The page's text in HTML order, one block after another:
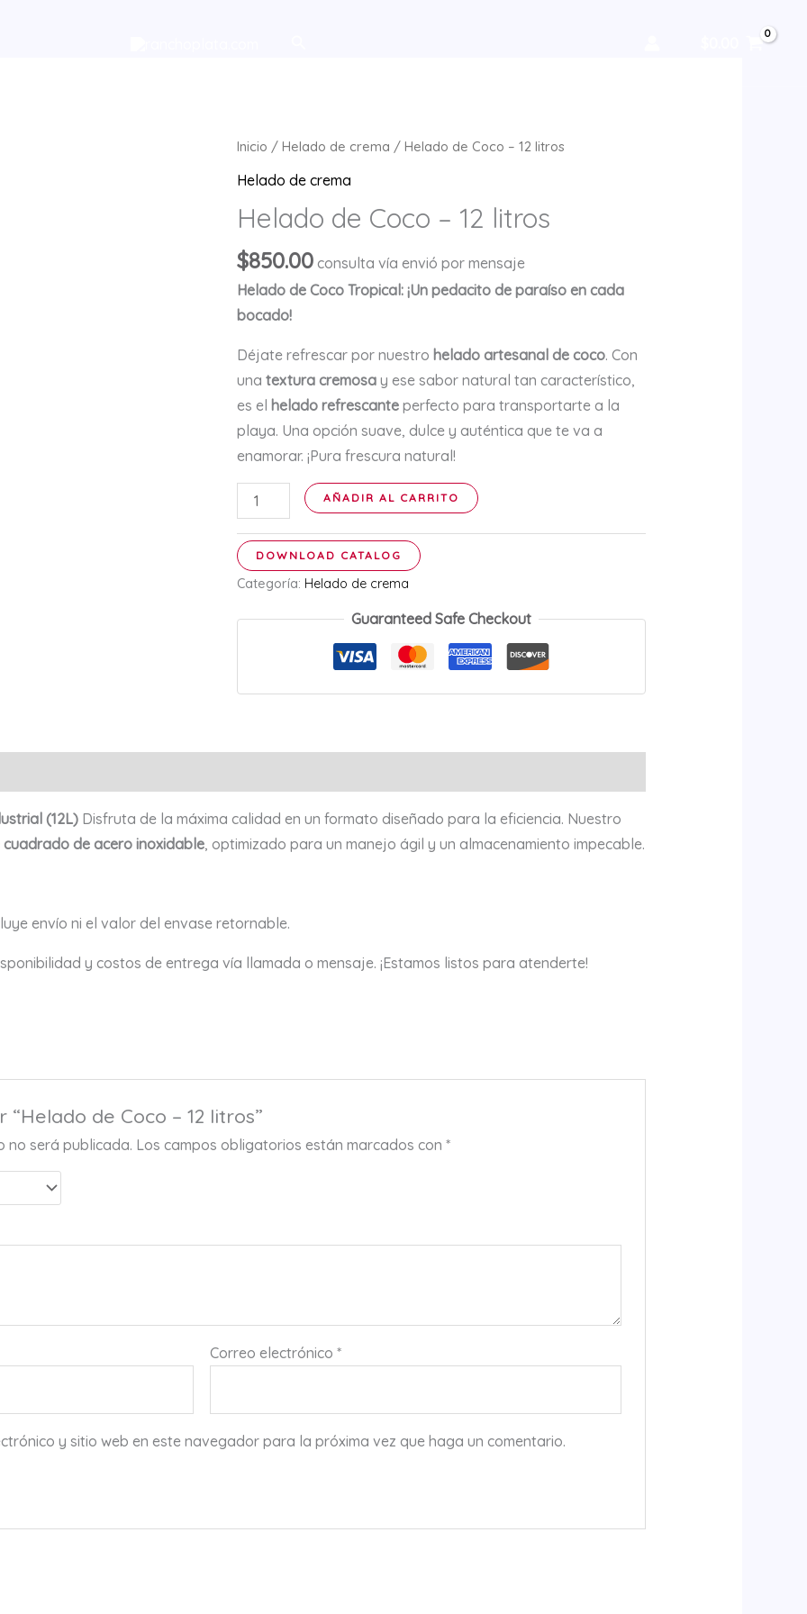
Inicio /Helado de crema / Helado de Coco – 12 litros
Helado de crema
Helado de Coco – 12 litros
$850.00 consulta vía envió por mensaje
Helado de Coco Tropical: ¡Un pedacito de paraíso en cada
bocado!
Déjate refrescar por nuestrohelado artesanal de coco. Con
unatextura cremosa y ese sabor natural tan característico,
es elhelado refrescante perfecto para transportarte a la
playa. Una opción suave, dulce y auténtica que te va a
enamorar. ¡Pura frescura natural!
Helado
de
Coco
-
litros
AÑADIR AL CARRITO
DOWNLOAD CATALOG
Categoría: Helado de crema
Guaranteed Safe Checkout
(12L)Disfruta de la máxima calidad en un formato diseñado para la eficiencia. Nuestro
cuadrado de acero inoxidable, optimizado para un manejo ágil y un almacenamiento impecable.
envío ni el valor del envase retornable.
y costos de entrega vía llamada o mensaje. ¡Estamos listos para atenderte!
de Coco – 12 litros”
no será publicada. Los campos obligatorios están marcados con*
Correo electrónico*
y sitio web en este navegador para la próxima vez que haga un comentario.